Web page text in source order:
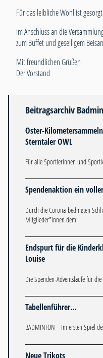
Für das leibliche Wohl ist
Im Anschluss an die
zum Buffet und geselligem
Mit freundlichen Grüßen
Der Vorstand
Beitragsarchiv
Oster-
Sterntaler OWL
Für alle Sportlerinnen und
Spendenaktion ein
Durch die Corona-bedingten
Mitglieder*innen dem
Endspurt für die
Louise
Die Spenden-Adventsläufe für
Tabellenführer…
BADMINTON – Im ersten Spiel
Neue Trikots